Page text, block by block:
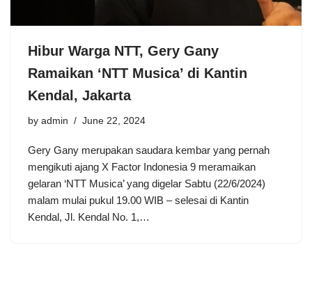
Hibur Warga NTT, Gery Gany
Ramaikan ‘NTT Musica’ di Kantin
Kendal, Jakarta
by admin June 22, 2024
Gery Gany merupakan saudara kembar yang pernah
mengikuti ajang X Factor Indonesia 9 meramaikan
gelaran ‘NTT Musica’ yang digelar Sabtu (22/6/2024)
malam mulai pukul 19.00 WIB – selesai di Kantin
Kendal, Jl. Kendal No. 1,…